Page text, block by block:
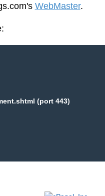
WebMaster.
(port 443)